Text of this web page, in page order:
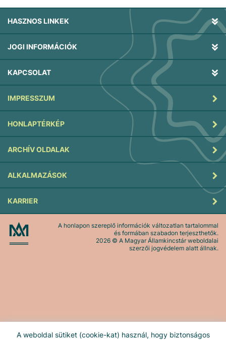
A weboldal sütiket (cookie-kat) használ, hogy biztonságos
HASZNOS LINKEK
JOGI INFORMÁCIÓK
KAPCSOLAT
IMPRESSZUM
HONLAPTÉRKÉP
ARCHÍV OLDALAK
ALKALMAZÁSOK
KARRIER
A honlapon szereplő információk változatlan tartalommal
és formában szabadon terjeszthetők.
2026 © A Magyar Államkincstár weboldalai
szerzői jogvédelem alatt állnak.